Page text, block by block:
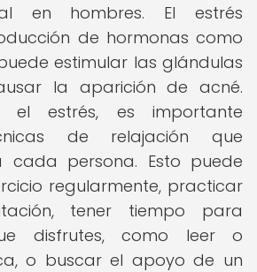
en hombres. El estrés
de hormonas como
estimular las glándulas
la aparición de acné.
el estrés, es importante
de relajación que
cada persona. Esto puede
regularmente, practicar
tener tiempo para
disfrutes, como leer o
o buscar el apoyo de un